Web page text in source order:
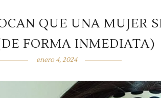
QUE UNA MUJER
FORMA INMEDIATA)
enero 4, 2024